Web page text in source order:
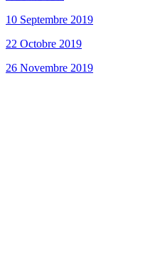
10 Septembre 2019
22 Octobre 2019
26 Novembre 2019